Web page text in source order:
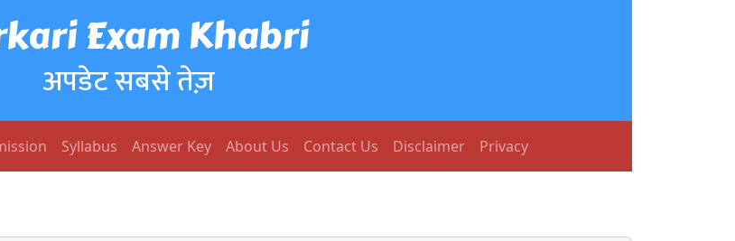
Exam Khabri
अपडेट सबसे तेज़
Syllabus Answer Key About Us Contact Us Disclaimer Privacy